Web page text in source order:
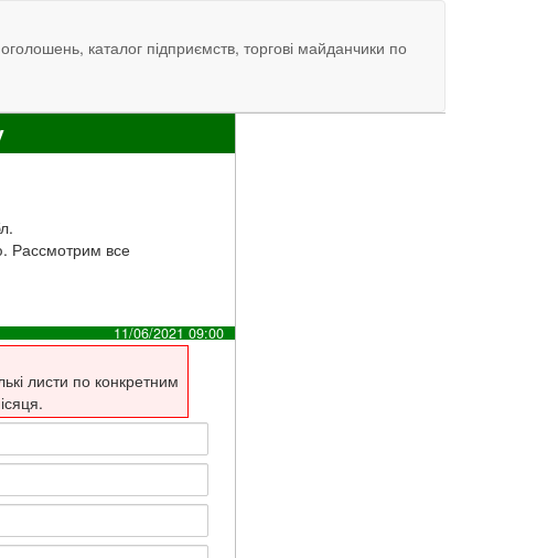
каталог підприємств, торгові майданчики по
Рассмотрим все
11/06/2021 09:00
листи по конкретним